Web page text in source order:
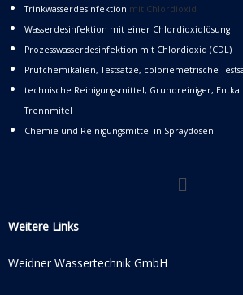
Trinkwasserdesinfektion mit Chlordioxid
Wasserdesinfektion mit einer Chlordioxidlösung
Prozesswasserdesinfektion mit Chlordioxid (CDL)
Prüfchemikalien, Testsätze, coloriemetrische
technische Reinigungsmittel, Grundreiniger,
Trennmitel
Chemie und Reinigungsmittel in Spraydosen
Weitere Links
Weidner Wassertechnik GmbH